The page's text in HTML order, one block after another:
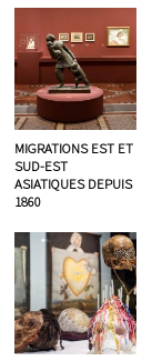
MIGRATIONS EST ET
SUD-EST
ASIATIQUES DEPUIS
1860